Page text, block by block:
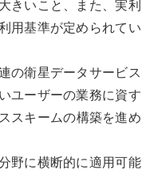
きいこと、また、実利
用基準が定められてい
の衛星データサービス
ユーザーの業務に資す
スキームの構築を進め
野に横断的に適用可能